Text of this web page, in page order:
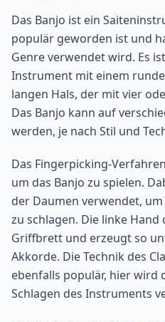
Das Banjo ist ein
populär geworden ist und
Genre verwendet wird. Es
Instrument mit einem
langen Hals, der mit vier
Das Banjo kann auf
werden, je nach Stil und
Das Fingerpicking-
um das Banjo zu spielen.
der Daumen verwendet,
zu schlagen. Die linke
Griffbrett und erzeugt so
Akkorde. Die Technik des
ebenfalls populär, hier wird
Schlagen des Instruments